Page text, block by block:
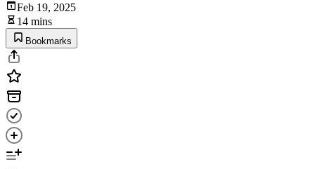
Feb 19, 2025
14 mins
Bookmarks